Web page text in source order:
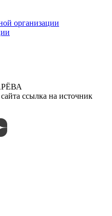
организации
ссылка на источник